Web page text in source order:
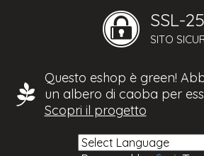
SSL-
SITO
Questo eshop è green!
un albero di caoba per
Scopri il progetto